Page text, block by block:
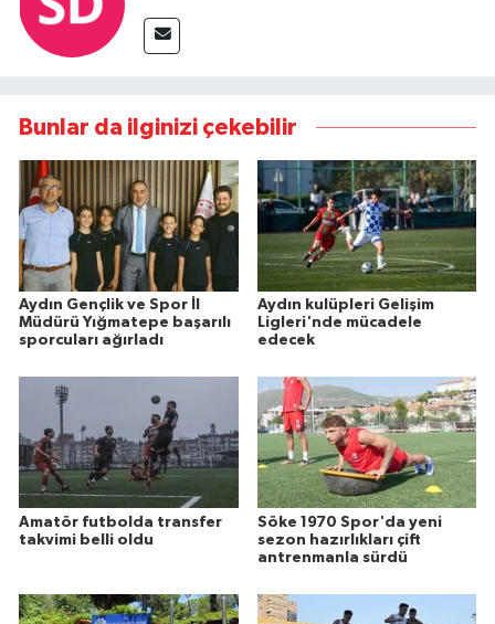
Bunlar da ilginizi çekebilir
Aydın Gençlik ve Spor İl
Müdürü Yığmatepe başarılı
sporcuları ağırladı
Aydın kulüpleri Gelişim
Ligleri'nde mücadele
edecek
Amatör futbolda transfer
takvimi belli oldu
Söke 1970 Spor'da yeni
sezon hazırlıkları çift
antrenmanla sürdü